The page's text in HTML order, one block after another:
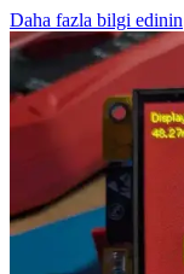
Daha fazla bilgi edinin